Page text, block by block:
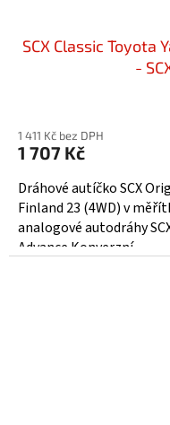
SCX Classic Toyota
-
1 411 Kč bez DPH
1 707 Kč
Dráhové autíčko SCX
Finland 23 (4WD) v
analogové autodráhy
Advance Konverzní...